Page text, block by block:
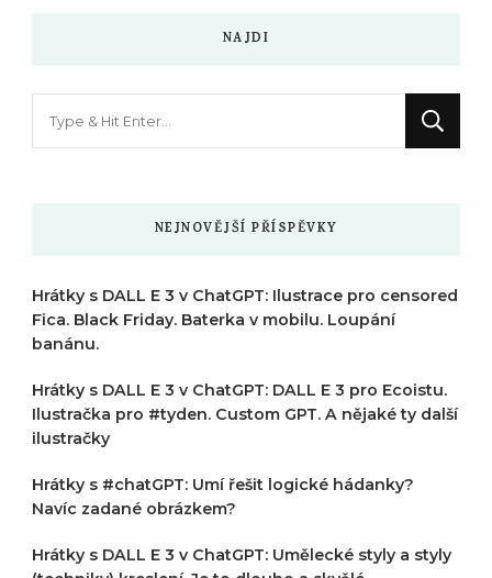
NAJDI
NEJNOVĚJŠÍ PŘÍSPĚVKY
Hrátky s DALL E 3 v ChatGPT: Ilustrace pro censored
Fica. Black Friday. Baterka v mobilu. Loupání
banánu.
Hrátky s DALL E 3 v ChatGPT: DALL E 3 pro Ecoistu.
Ilustračka pro #tyden. Custom GPT. A nějaké ty další
ilustračky
Hrátky s #chatGPT: Umí řešit logické hádanky?
Navíc zadané obrázkem?
Hrátky s DALL E 3 v ChatGPT: Umělecké styly a styly